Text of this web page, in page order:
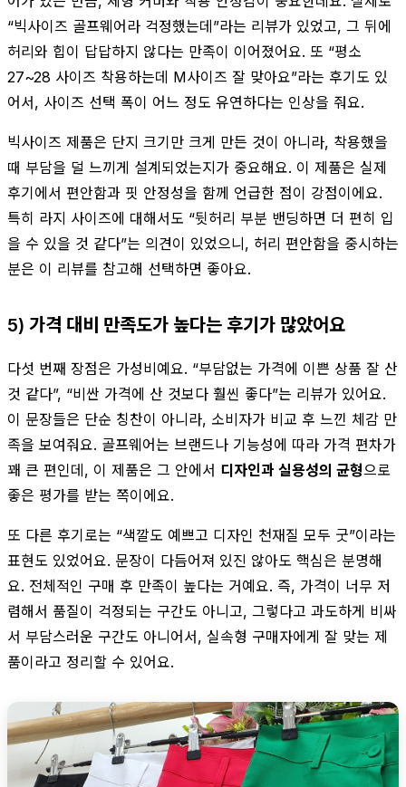
“빅사이즈 골프웨어라 걱정했는데”라는 리뷰가 있었고, 그 뒤에
허리와 힙이 답답하지 않다는 만족이 이어졌어요. 또 “평소
27~28 사이즈 착용하는데 M사이즈 잘 맞아요”라는 후기도 있
어서, 사이즈 선택 폭이 어느 정도 유연하다는 인상을 줘요.
빅사이즈 제품은 단지 크기만 크게 만든 것이 아니라, 착용했을
때 부담을 덜 느끼게 설계되었는지가 중요해요. 이 제품은 실제
후기에서 편안함과 핏 안정성을 함께 언급한 점이 강점이에요.
특히 라지 사이즈에 대해서도 “뒷허리 부분 밴딩하면 더 편히 입
을 수 있을 것 같다”는 의견이 있었으니, 허리 편안함을 중시하는
분은 이 리뷰를 참고해 선택하면 좋아요.
5) 가격 대비 만족도가 높다는 후기가 많았어요
다섯 번째 장점은 가성비예요. “부담없는 가격에 이쁜 상품 잘 산
것 같다”, “비싼 가격에 산 것보다 훨씬 좋다”는 리뷰가 있어요.
이 문장들은 단순 칭찬이 아니라, 소비자가 비교 후 느낀 체감 만
족을 보여줘요. 골프웨어는 브랜드나 기능성에 따라 가격 편차가
꽤 큰 편인데, 이 제품은 그 안에서 디자인과 실용성의 균형으로
좋은 평가를 받는 쪽이에요.
또 다른 후기로는 “색깔도 예쁘고 디자인 천재질 모두 굿”이라는
표현도 있었어요. 문장이 다듬어져 있진 않아도 핵심은 분명해
요. 전체적인 구매 후 만족이 높다는 거예요. 즉, 가격이 너무 저
렴해서 품질이 걱정되는 구간도 아니고, 그렇다고 과도하게 비싸
서 부담스러운 구간도 아니어서, 실속형 구매자에게 잘 맞는 제
품이라고 정리할 수 있어요.